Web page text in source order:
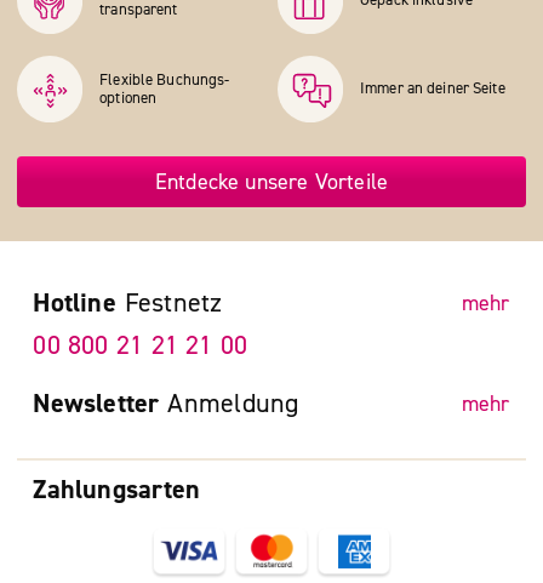
transparent
Flexible Buchungs­
optionen
Immer an deiner Seite
Entdecke unsere Vorteile
Zahlungsarten
Hotline Festnetz mehr
00 800 21 21 21 00
Newsletter Anmeldung mehr